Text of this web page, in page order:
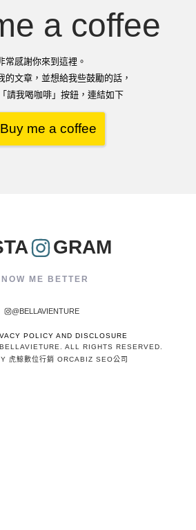
a coffee
常感謝你來到這裡。
的文章，並想給我些鼓勵的話，
請我喝咖啡」按鈕，連結如下
Buy me a coffee
GRAM
ME BETTER
@BELLAVIENTURE
POLICY AND DISCLOSURE
BELLAVIETURE
. ALL RIGHTS RESERVED.
虎鯨數位行銷 ORCABIZ SEO公司